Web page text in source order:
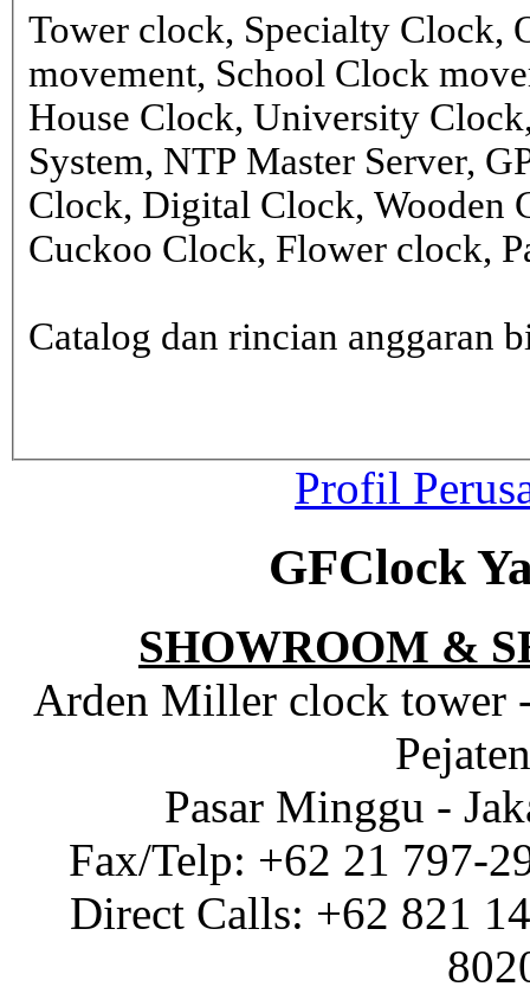
Tower clock, Specialty Clock,
movement, School Clock
House Clock, University
System, NTP Master Server,
Clock, Digital Clock, Wooden
Cuckoo Clock, Flower clock,
Catalog dan rincian anggaran
Profil
GFClock
SHOWROOM &
Arden Miller clock tower
Pasar Minggu -
Fax/Telp: +62 21 797-
Direct Calls: +62 821